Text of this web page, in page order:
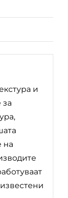
и
за
на
известени